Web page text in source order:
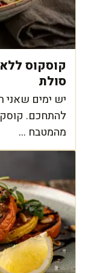
קוסקוס
סולת
יש ימים
להתחכם.
מהמטבח ...